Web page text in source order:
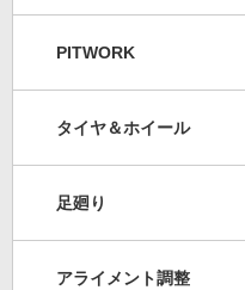
PITWORK
タイヤ＆ホイール
足廻り
アライメント調整